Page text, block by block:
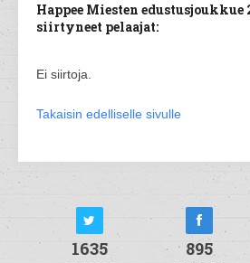
Happee Miesten edustusjoukkue
siirtyneet pelaajat:
Ei siirtoja.
Takaisin edelliselle sivulle
1635 895